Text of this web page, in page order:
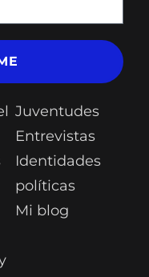
Juventudes
Entrevistas
Identidades
políticas
Mi blog